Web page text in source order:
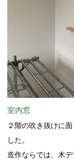
室内窓
２階の吹き抜けに
した。
造作ならでは、木デ